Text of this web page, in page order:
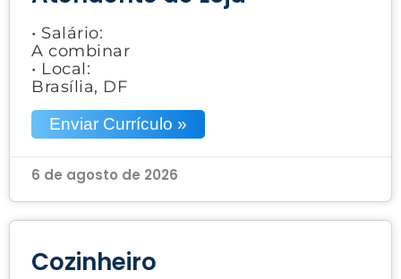
• Salário:
A combinar
• Local:
Brasília, DF
Enviar Currículo »
6 de agosto de 2026
Cozinheiro